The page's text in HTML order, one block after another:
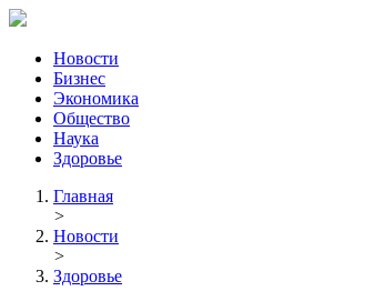
Новости
Бизнес
Экономика
Общество
Наука
Здоровье
Главная
>
Новости
>
Здоровье